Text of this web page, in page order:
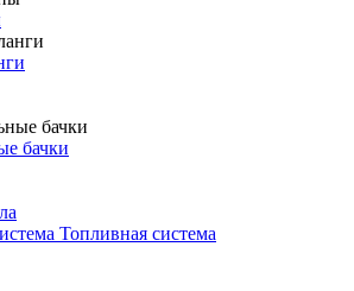
бачки
Топливная система